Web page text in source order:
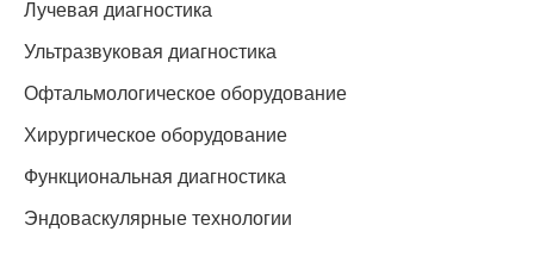
Лучевая диагностика
Ультразвуковая диагностика
Офтальмологическое оборудование
Хирургическое оборудование
Функциональная диагностика
Эндоваскулярные технологии